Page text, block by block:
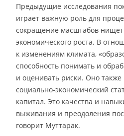
Предыдущие исследования
играет важную роль для
сокращение масштабов
экономического роста. В
к изменениям климата,
способность понимать и
и оценивать риски. Оно
социально-экономический
капитал. Это качества и
выживания и преодоления
говорит Муттарак.